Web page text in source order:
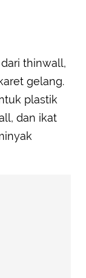
thinwall,
gelang.
plastik
dan ikat